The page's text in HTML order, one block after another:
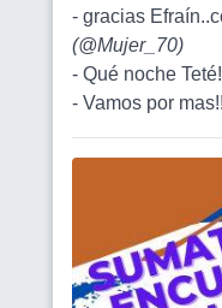
- gracias
(@Mujer_70)
- Qué noche
- Vamos por